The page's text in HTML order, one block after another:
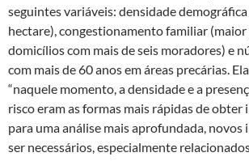
seguintes variáveis: densidade
hectare), congestionamento familiar (maior
domicílios com mais de seis moradores) e
com mais de 60 anos em áreas precárias.
“naquele momento, a densidade e a
risco eram as formas mais rápidas de obter
para uma análise mais aprofundada, novos
ser necessários, especialmente